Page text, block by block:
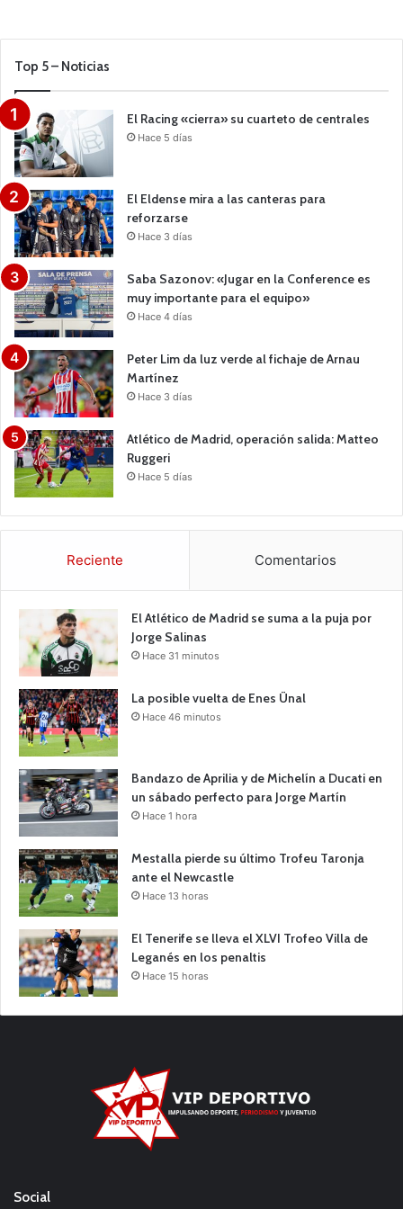
Top 5 – Noticias
El Racing «cierra» su cuarteto de centrales
Hace 5 días
El Eldense mira a las canteras para
reforzarse
Hace 3 días
Saba Sazonov: «Jugar en la Conference es
muy importante para el equipo»
Hace 4 días
Peter Lim da luz verde al fichaje de Arnau
Martínez
Hace 3 días
Atlético de Madrid, operación salida: Matteo
Ruggeri
Hace 5 días
Reciente Comentarios
El Atlético de Madrid se suma a la puja por
Jorge Salinas
Hace 31 minutos
La posible vuelta de Enes Ünal
Hace 46 minutos
Bandazo de Aprilia y de Michelín a Ducati en
un sábado perfecto para Jorge Martín
Hace 1 hora
Mestalla pierde su último Trofeu Taronja
ante el Newcastle
Hace 13 horas
El Tenerife se lleva el XLVI Trofeo Villa de
Leganés en los penaltis
Hace 15 horas
Social